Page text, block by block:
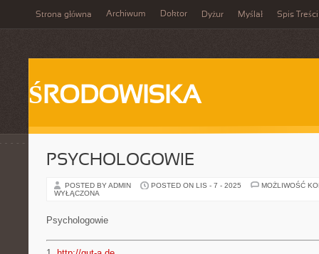
Strona główna Archiwum Doktor Dyżur Myślał Spis Treści
ŚRODOWISKA
PSYCHOLOGOWIE
POSTED BY ADMIN POSTED ON LIS - 7 - 2025
MOŻLIWOŚĆ
WYŁĄCZONA
Psychologowie